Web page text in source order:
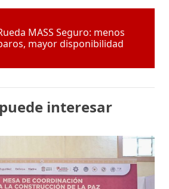
MASS Seguro: menos
mayor disponibilidad
interesar